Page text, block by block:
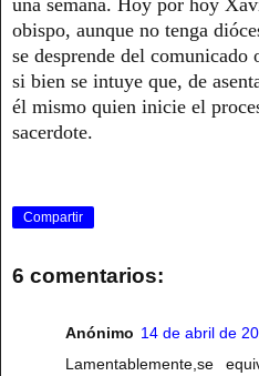
una semana. Hoy por hoy
obispo, aunque no tenga
se desprende del comunicado
si bien se intuye que, de
él mismo quien inicie el
sacerdote.
Compartir
6 comentarios:
Anónimo 14 de abril de
Lamentablemente,se